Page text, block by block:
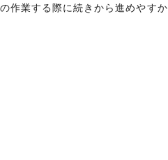
作業する際に続きから進めやすか